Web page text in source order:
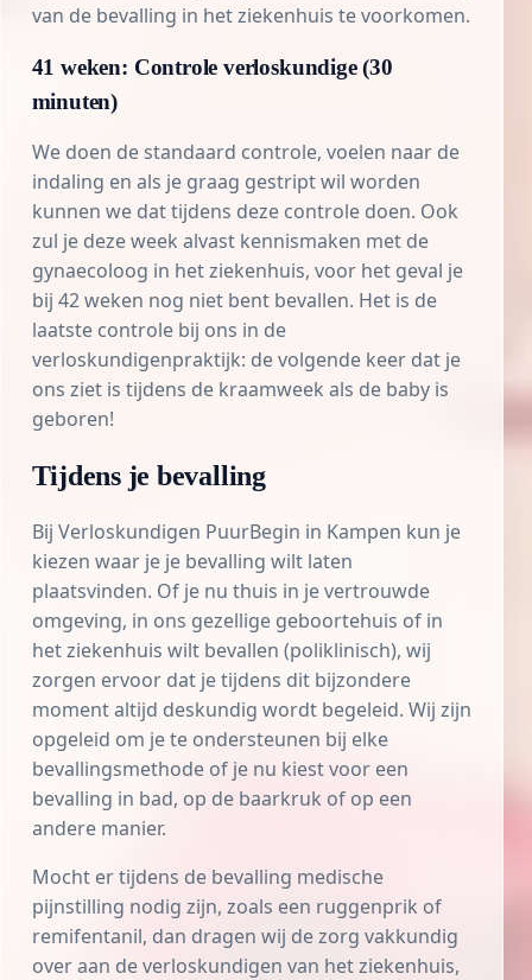
van de bevalling in het ziekenhuis te voorkomen.
41 weken: Controle verloskundige (30
minuten)
We doen de standaard controle, voelen naar de
indaling en als je graag gestript wil worden
kunnen we dat tijdens deze controle doen. Ook
zul je deze week alvast kennismaken met de
gynaecoloog in het ziekenhuis, voor het geval je
bij 42 weken nog niet bent bevallen. Het is de
laatste controle bij ons in de
verloskundigenpraktijk: de volgende keer dat je
ons ziet is tijdens de kraamweek als de baby is
geboren!
Tijdens je bevalling
Bij Verloskundigen PuurBegin in Kampen kun je
kiezen waar je je bevalling wilt laten
plaatsvinden. Of je nu thuis in je vertrouwde
omgeving, in ons gezellige geboortehuis of in
het ziekenhuis wilt bevallen (poliklinisch), wij
zorgen ervoor dat je tijdens dit bijzondere
moment altijd deskundig wordt begeleid. Wij zijn
opgeleid om je te ondersteunen bij elke
bevallingsmethode of je nu kiest voor een
bevalling in bad, op de baarkruk of op een
andere manier.
Mocht er tijdens de bevalling medische
pijnstilling nodig zijn, zoals een ruggenprik of
remifentanil, dan dragen wij de zorg vakkundig
over aan de verloskundigen van het ziekenhuis,